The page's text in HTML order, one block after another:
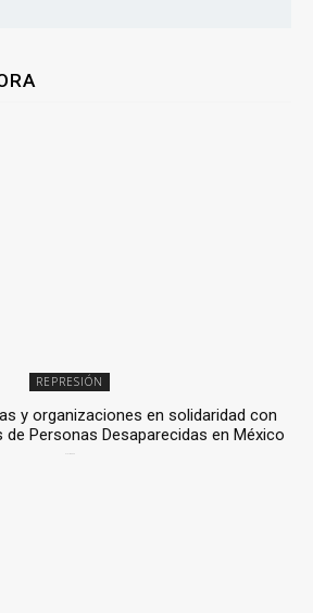
REPRESIÓN
y organizaciones en solidaridad con
Personas Desaparecidas en México